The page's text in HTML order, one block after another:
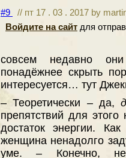
#9
// пт 17 . 03 . 2017 by
Войдите на сайт для
совсем недавно
понадёжнее скрыть
интересуется… тут
– Теоретически – да,
препятствий для
достаток энергии.
женщина ненадолго
уме. – Конечно,